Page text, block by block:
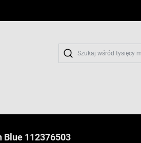
Blue 112376503